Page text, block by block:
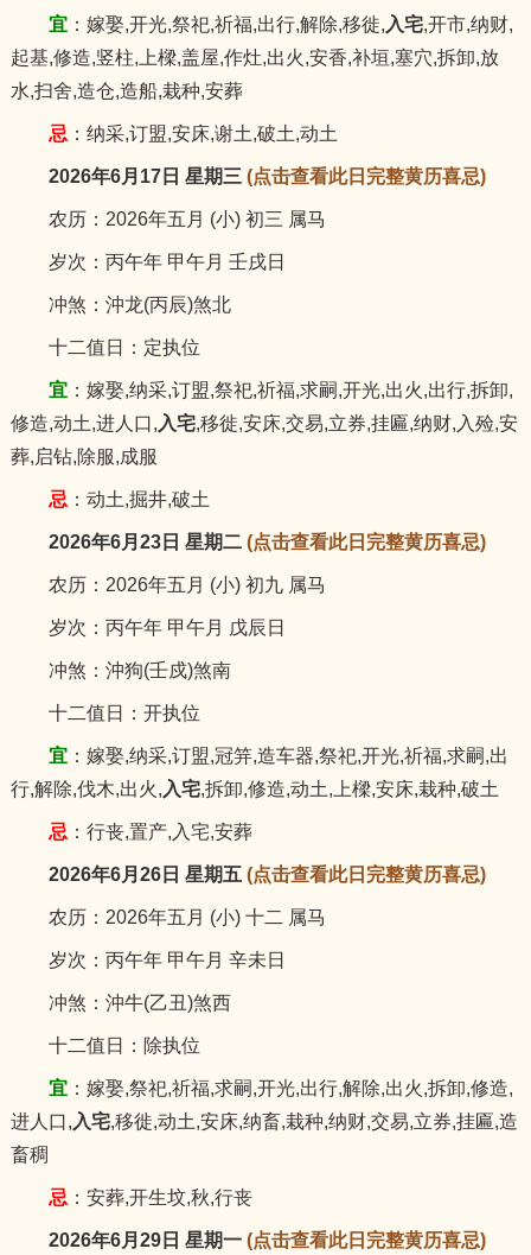
宜：嫁娶,开光,祭祀,祈福,出行,解除,移徙, 入宅,开市,纳财,
起基,修造,竖柱,上樑,盖屋,作灶,出火,安香,补垣,塞穴,拆卸,放
水,扫舍,造仓,造船,栽种,安葬
忌 ：纳采,订盟,安床,谢土,破土,动土
2026年6月17日 星期三 (点击查看此日完整黄历喜忌)
农历：2026年五月 (小) 初三 属马
岁次：丙午年 甲午月 壬戌日
冲煞：沖龙(丙辰)煞北
十二值日：定执位
宜：嫁娶,纳采,订盟,祭祀,祈福,求嗣,开光,出火,出行,拆卸,
修造,动土,进人口, 入宅,移徙,安床,交易,立券,挂匾,纳财,入殓,安
葬,启钻,除服,成服
忌 ：动土,掘井,破土
2026年6月23日 星期二 (点击查看此日完整黄历喜忌)
农历：2026年五月 (小) 初九 属马
岁次：丙午年 甲午月 戊辰日
冲煞：沖狗(壬戍)煞南
十二值日：开执位
宜：嫁娶,纳采,订盟,冠笄,造车器,祭祀,开光,祈福,求嗣,出
行,解除,伐木,出火, 入宅,拆卸,修造,动土,上樑,安床,栽种,破土
忌 ：行丧,置产,入宅,安葬
2026年6月26日 星期五 (点击查看此日完整黄历喜忌)
农历：2026年五月 (小) 十二 属马
岁次：丙午年 甲午月 辛未日
冲煞：沖牛(乙丑)煞西
十二值日：除执位
宜：嫁娶,祭祀,祈福,求嗣,开光,出行,解除,出火,拆卸,修造,
进人口, 入宅,移徙,动土,安床,纳畜,栽种,纳财,交易,立券,挂匾,造
畜稠
忌 ：安葬,开生坟,秋,行丧
2026年6月29日 星期一 (点击查看此日完整黄历喜忌)